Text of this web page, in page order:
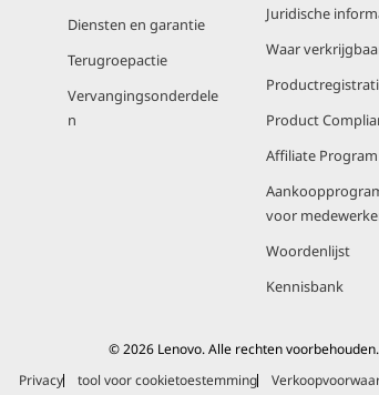
Diensten en garantie
Terugroepactie
Vervangingsonderdele
n
Juridische
Waar
Product
Affiliate Program
voor
Woordenlijst
Kennisbank
© 2026 Lenovo. Alle rechten voorbehouden.
Privacy
tool voor cookietoestemming